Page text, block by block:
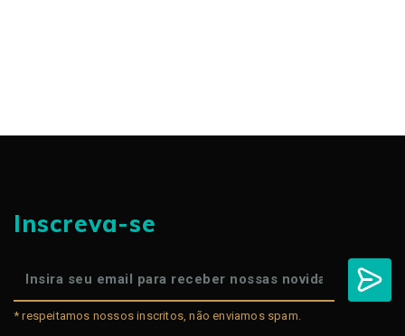
Inscreva-se
* respeitamos nossos inscritos, não enviamos spam.